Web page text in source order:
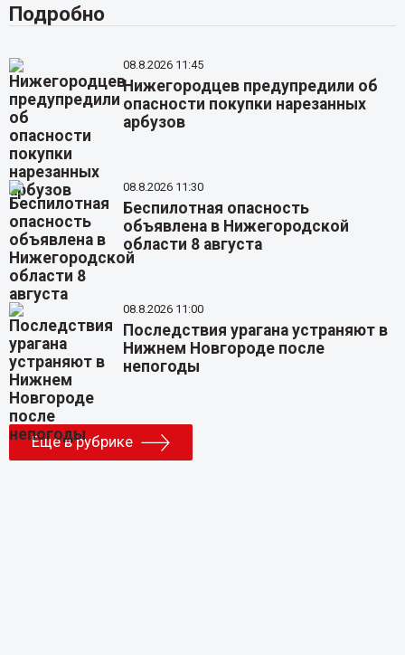
Подробно
08.8.2026 11:45
Нижегородцев предупредили об
опасности покупки нарезанных
арбузов
08.8.2026 11:30
Беспилотная опасность
объявлена в Нижегородской
области 8 августа
08.8.2026 11:00
Последствия урагана устраняют в
Нижнем Новгороде после
непогоды
Еще в рубрике